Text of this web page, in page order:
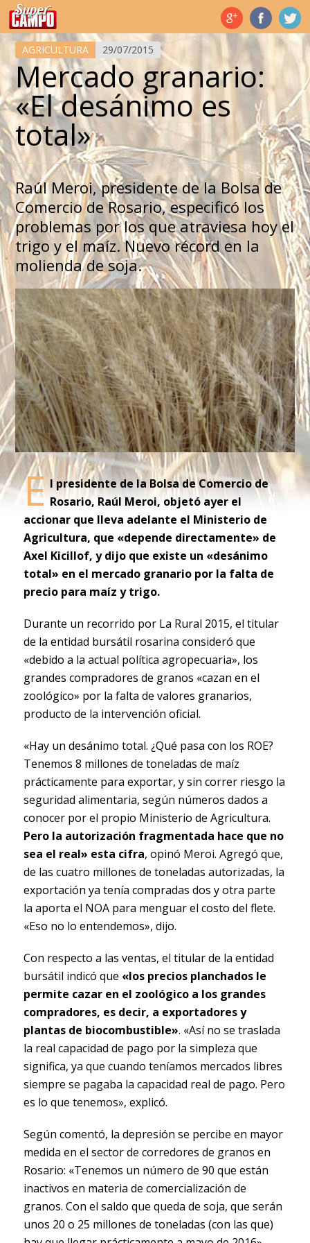
Temas de hoy
AGRICULTURA 29/07/2015
Mercado granario:
«El desánimo es
total»
Raúl Meroi, presidente de la Bolsa de
Comercio de Rosario, especificó los
problemas por los que atraviesa hoy el
trigo y el maíz. Nuevo récord en la
molienda de soja.
E l presidente de la Bolsa de Comercio de
Rosario, Raúl Meroi, objetó ayer el
accionar que lleva adelante el Ministerio de
Agricultura, que «depende directamente» de
Axel Kicillof, y dijo que existe un «desánimo
total» en el mercado granario por la falta de
precio para maíz y trigo.
Durante un recorrido por La Rural 2015, el titular
de la entidad bursátil rosarina consideró que
«debido a la actual política agropecuaria», los
grandes compradores de granos «cazan en el
zoológico» por la falta de valores granarios,
producto de la intervención oficial.
«Hay un desánimo total. ¿Qué pasa con los ROE?
Tenemos 8 millones de toneladas de maíz
prácticamente para exportar, y sin correr riesgo la
seguridad alimentaria, según números dados a
conocer por el propio Ministerio de Agricultura.
Pero la autorización fragmentada hace que no
sea el real» esta cifra, opinó Meroi. Agregó que,
de las cuatro millones de toneladas autorizadas, la
exportación ya tenía compradas dos y otra parte
la aporta el NOA para menguar el costo del flete.
«Eso no lo entendemos», dijo.
Con respecto a las ventas, el titular de la entidad
bursátil indicó que «los precios planchados le
permite cazar en el zoológico a los grandes
compradores, es decir, a exportadores y
plantas de biocombustible». «Así no se traslada
la real capacidad de pago por la simpleza que
significa, ya que cuando teníamos mercados libres
siempre se pagaba la capacidad real de pago. Pero
es lo que tenemos», explicó.
Según comentó, la depresión se percibe en mayor
medida en el sector de corredores de granos en
Rosario: «Tenemos un número de 90 que están
inactivos en materia de comercialización de
granos. Con el saldo que queda de soja, que serán
unos 20 o 25 millones de toneladas (con las que)